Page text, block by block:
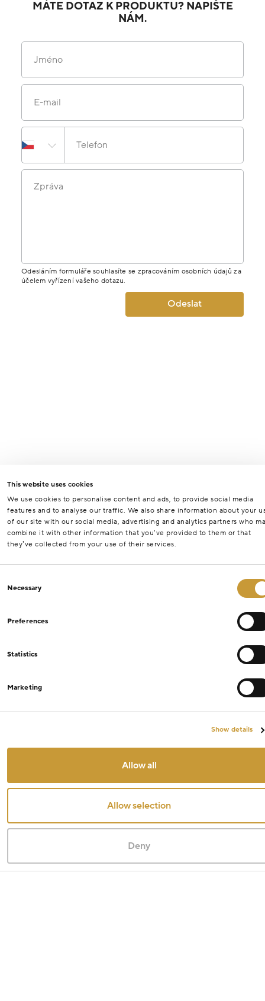
This website uses cookies
We use cookies to personalise content and ads, to provide social media
features and to analyse our traffic. We also share information about your
of our site with our social media, advertising and analytics partners who
combine it with other information that you’ve provided to them or that
they’ve collected from your use of their services.
Selection
Necessary
Preferences
Statistics
Marketing
Show details
Allow all
Allow selection
Deny
MÁTE DOTAZ K PRODUKTU? NAPIŠTE
NÁM.
Jméno
E-mail
Telefon
Zpráva
Odesláním formuláře souhlasíte se zpracováním osobních údajů za
účelem vyřízení vašeho dotazu.
Odeslat